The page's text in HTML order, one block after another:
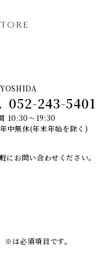
052-243-5401
10:30～19:30
中無休(年末年始を除く)
にお問い合わせください。
※は必須項目です。